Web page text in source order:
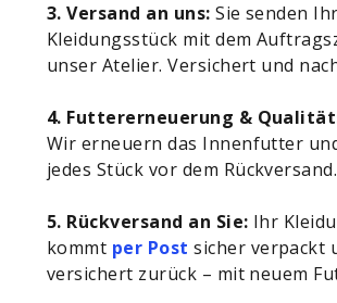
3. Versand an uns: Sie senden Ihr
Kleidungsstück mit dem
unser Atelier. Versichert und
4. Futtererneuerung &
Wir erneuern das Innenfutter
jedes Stück vor dem Rückversand.
5. Rückversand an Sie: Ihr
kommt per Post sicher verpackt
versichert zurück – mit neuem